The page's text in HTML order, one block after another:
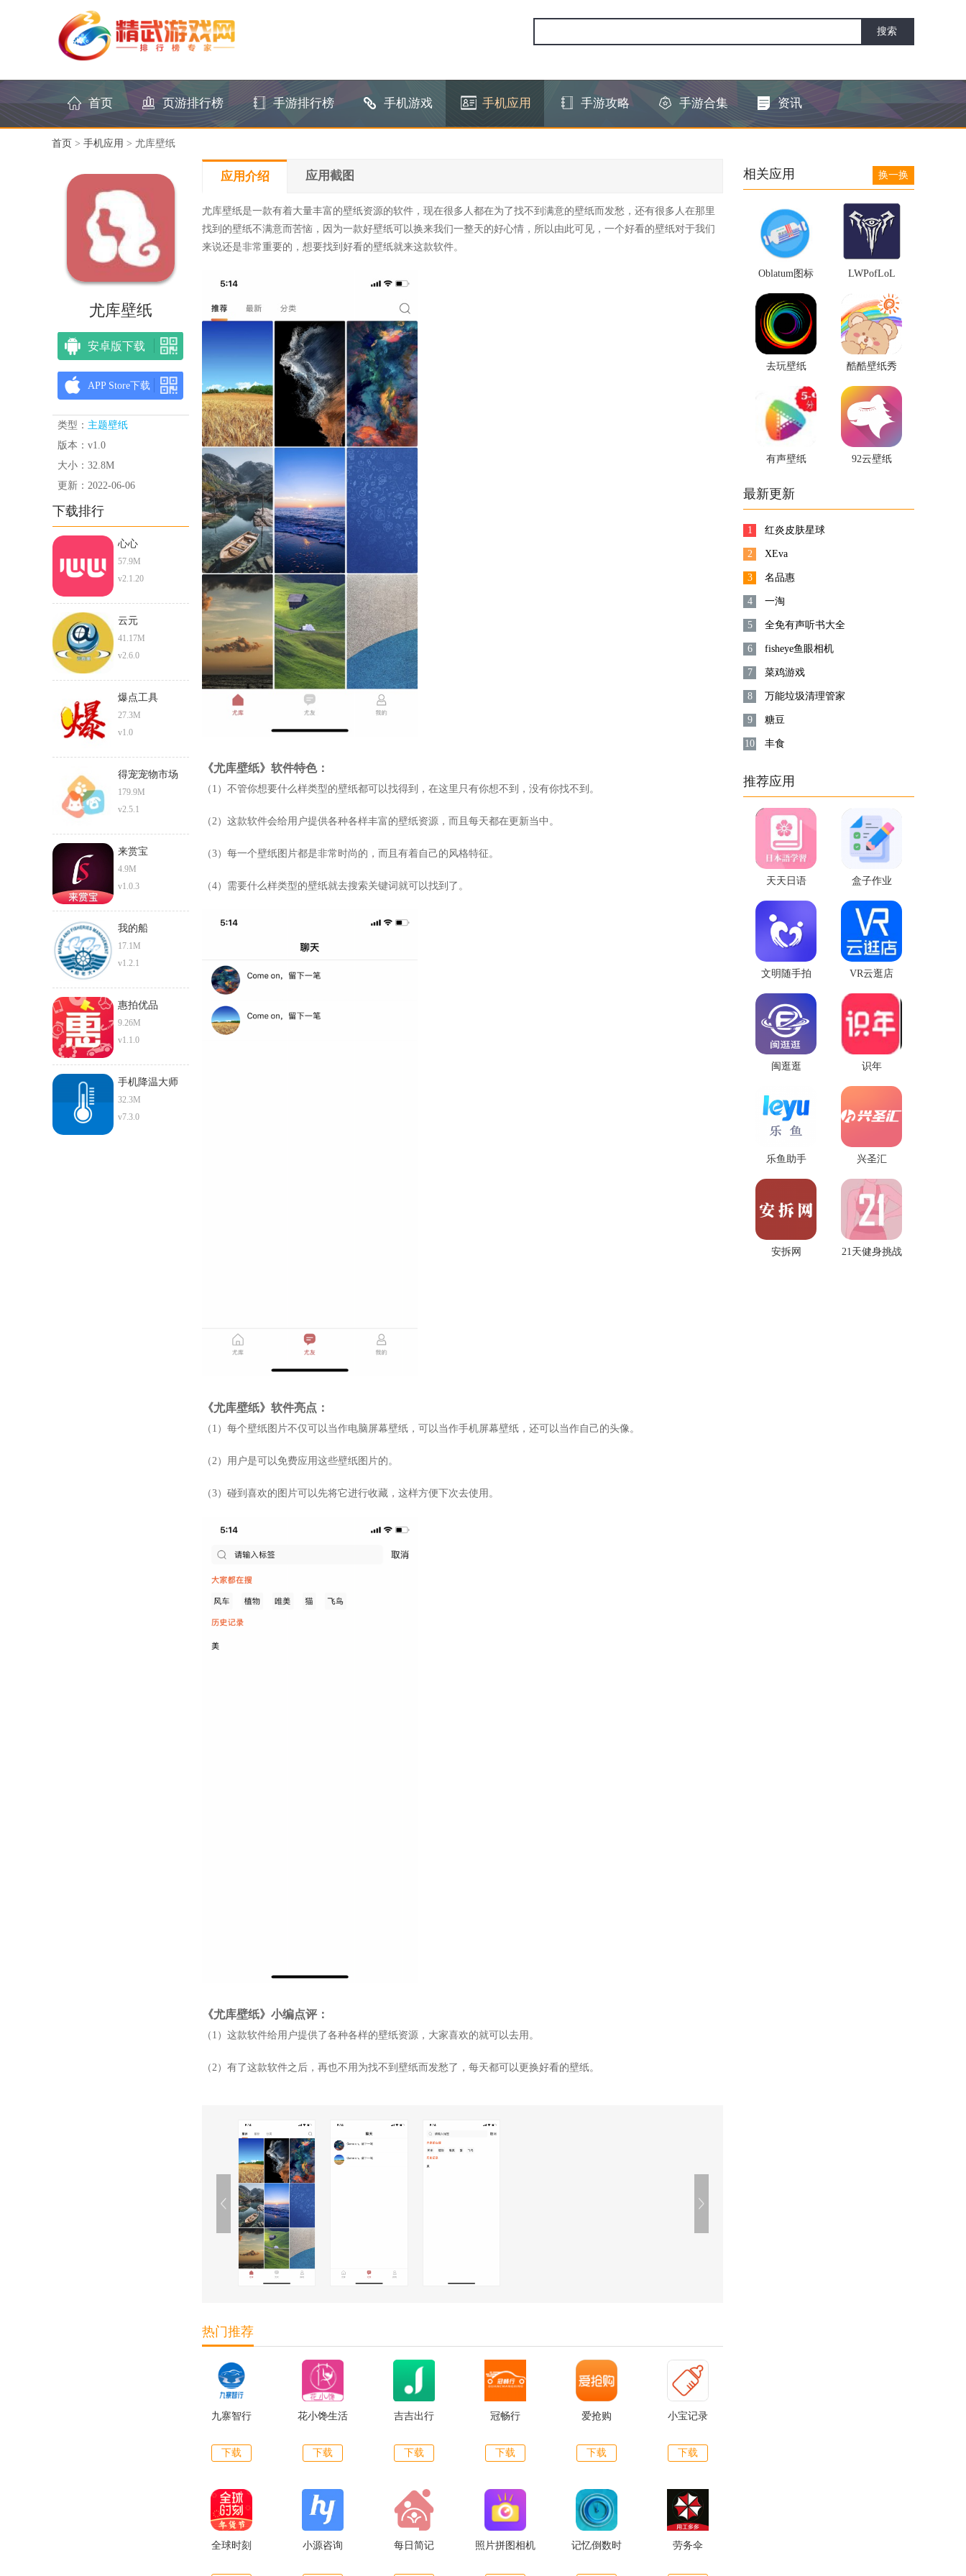
首页 页游排行榜 手游排行榜 手机游戏 手机应用 手游攻略 手游合集 资讯
首页 > 手机应用 > 尤库壁纸
尤库壁纸
安卓版下载
APP Store下载
类型： 主题壁纸
版本：v1.0
大小：32.8M
更新：2022-06-06
下载排行
心心
57.9M
v2.1.20
云元
41.17M
v2.6.0
爆点工具
27.3M
v1.0
得宠宠物市场
179.9M
v2.5.1
来赏宝
4.9M
v1.0.3
我的船
17.1M
v1.2.1
惠拍优品
9.26M
v1.1.0
手机降温大师
32.3M
v7.3.0
应用介绍 应用截图
尤库壁纸是一款有着大量丰富的壁纸资源的软件，现在很多人都在为了找不到满意的壁纸而发愁，还有很多人在那里
找到的壁纸不满意而苦恼，因为一款好壁纸可以换来我们一整天的好心情，所以由此可见，一个好看的壁纸对于我们
来说还是非常重要的，想要找到好看的壁纸就来这款软件。
《尤库壁纸》软件特色：
（1）不管你想要什么样类型的壁纸都可以找得到，在这里只有你想不到，没有你找不到。
（2）这款软件会给用户提供各种各样丰富的壁纸资源，而且每天都在更新当中。
（3）每一个壁纸图片都是非常时尚的，而且有着自己的风格特征。
（4）需要什么样类型的壁纸就去搜索关键词就可以找到了。
《尤库壁纸》软件亮点：
（1）每个壁纸图片不仅可以当作电脑屏幕壁纸，可以当作手机屏幕壁纸，还可以当作自己的头像。
（2）用户是可以免费应用这些壁纸图片的。
（3）碰到喜欢的图片可以先将它进行收藏，这样方便下次去使用。
《尤库壁纸》小编点评：
（1）这款软件给用户提供了各种各样的壁纸资源，大家喜欢的就可以去用。
（2）有了这款软件之后，再也不用为找不到壁纸而发愁了，每天都可以更换好看的壁纸。
热门推荐
九寨智行
下载
花小馋生活
下载
吉吉出行
下载
冠畅行
下载
爱抢购
下载
小宝记录
下载
全球时刻 小源咨询 每日简记 照片拼图相机 记忆倒数时 劳务伞
相关应用 换一换
Oblatum图标 LWPofLoL
去玩壁纸 酷酷壁纸秀
有声壁纸 92云壁纸
最新更新
1 红炎皮肤星球
2 XEva
3 名品惠
4 一淘
5 全免有声听书大全
6 fisheye鱼眼相机
7 菜鸡游戏
8 万能垃圾清理管家
9 糖豆
10 丰食
推荐应用
天天日语 盒子作业
文明随手拍 VR云逛店
闽逛逛 识年
乐鱼助手 兴圣汇
安拆网 21天健身挑战